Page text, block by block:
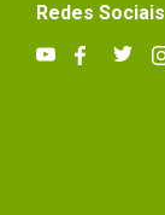
Redes Sociais